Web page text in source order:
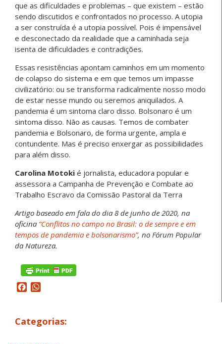
que as dificuldades e problemas – que existem – estão
sendo discutidos e confrontados no processo. A utopia
a ser construída é a utopia possível. Pois é impensável
e desconectado da realidade que a caminhada seja
isenta de dificuldades e contradições.
Essas resistências apontam caminhos em um momento
de colapso do sistema e em que temos um impasse
civilizatório: ou se transforma radicalmente nosso modo
de estar nesse mundo ou seremos aniquilados. A
pandemia é um sintoma claro disso. Bolsonaro é um
sintoma disso. Não as causas. Temos de combater
pandemia e Bolsonaro, de forma urgente, ampla e
contundente. Mas é preciso enxergar as possibilidades
para além disso.
Carolina Motoki é jornalista, educadora popular e
assessora a Campanha de Prevenção e Combate ao
Trabalho Escravo da Comissão Pastoral da Terra
Artigo baseado em fala do dia 8 de junho de 2020, na
oficina “Conflitos no campo no Brasil: o de sempre e em
tempos de pandemia e bolsonarismo”, no Fórum Popular
da Natureza.
Facebook
Categorias: